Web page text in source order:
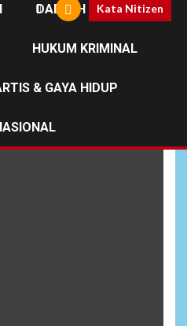
DAERAH
HUKUM KRIMINAL
& GAYA HIDUP
Kata Nitizen